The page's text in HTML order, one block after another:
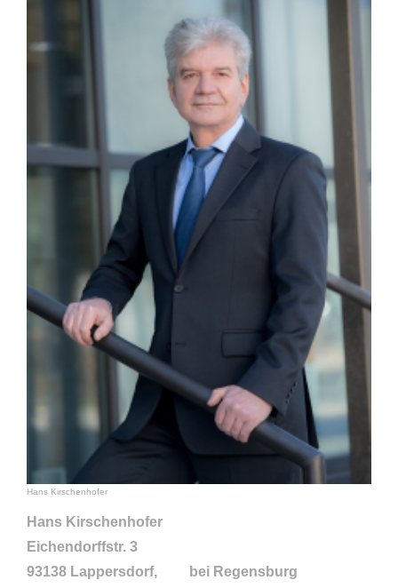
Hans Kirschenhofer
Hans Kirschenhofer
Eichendorffstr. 3
93138 Lappersdorf, bei Regensburg